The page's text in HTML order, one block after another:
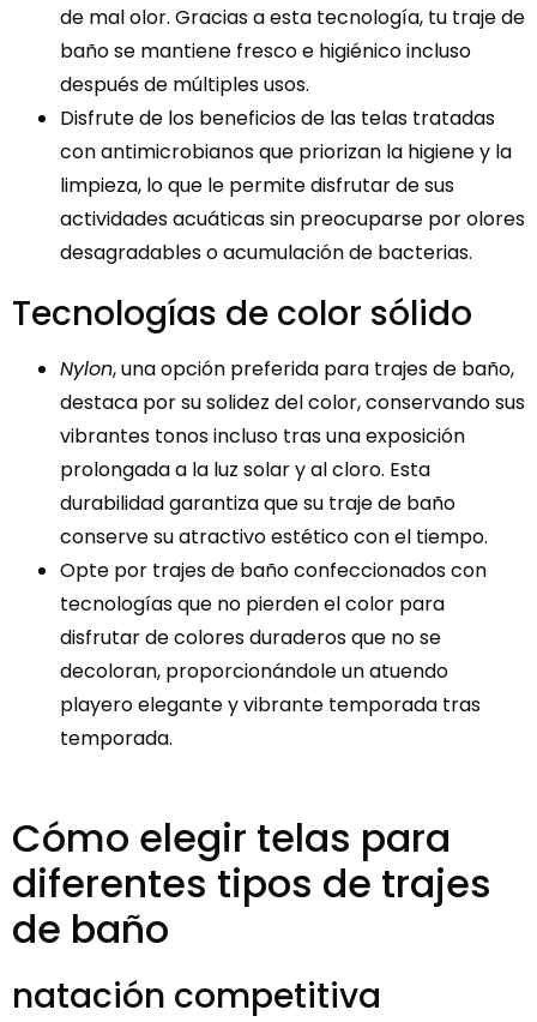
de mal olor. Gracias a esta tecnología, tu traje de
baño se mantiene fresco e higiénico incluso
después de múltiples usos.
Disfrute de los beneficios de las telas tratadas
con antimicrobianos que priorizan la higiene y la
limpieza, lo que le permite disfrutar de sus
actividades acuáticas sin preocuparse por olores
desagradables o acumulación de bacterias.
Tecnologías de color sólido
Nylon, una opción preferida para trajes de baño,
destaca por su solidez del color, conservando sus
vibrantes tonos incluso tras una exposición
prolongada a la luz solar y al cloro. Esta
durabilidad garantiza que su traje de baño
conserve su atractivo estético con el tiempo.
Opte por trajes de baño confeccionados con
tecnologías que no pierden el color para
disfrutar de colores duraderos que no se
decoloran, proporcionándole un atuendo
playero elegante y vibrante temporada tras
temporada.
Cómo elegir telas para
diferentes tipos de trajes
de baño
natación competitiva